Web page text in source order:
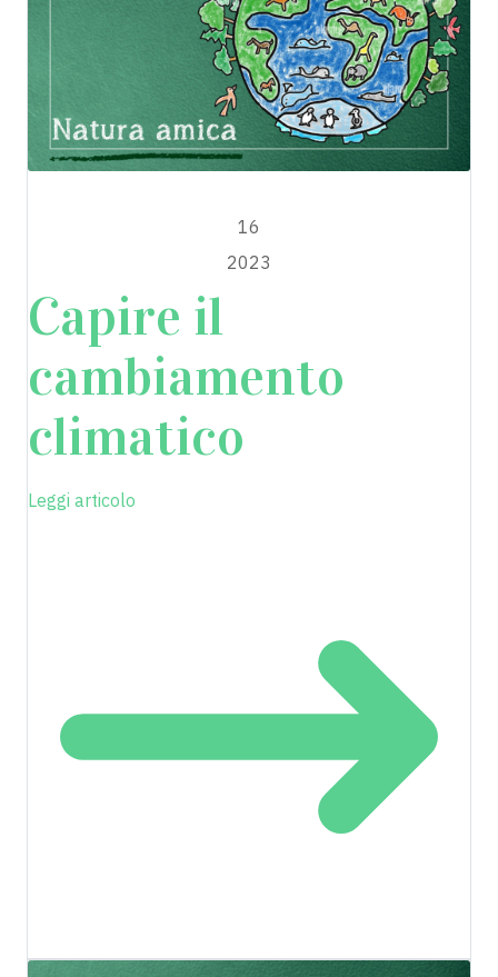
16
2023
Capire il
cambiamento
climatico
Leggi articolo